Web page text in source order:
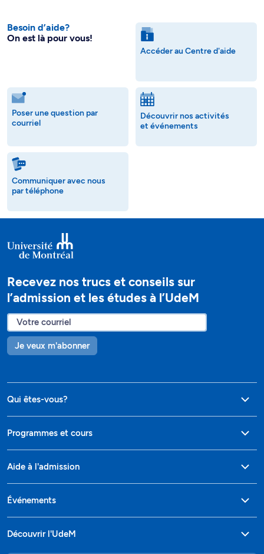
Besoin d’aide?
On est là pour vous!
Accéder au Centre d'aide
Poser une question par
courriel
Découvrir nos activités
et événements
Communiquer avec nous
par téléphone
Recevez nos trucs et conseils sur
l’admission et les études à l’UdeM
Je veux m'abonner
Qui êtes-vous?
Programmes et cours
Aide à l'admission
Événements
Découvrir l'UdeM